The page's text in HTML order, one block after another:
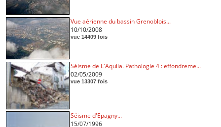
Vue aérienne du bassin Grenoblois...
10/10/2008
vue 14409 fois
Séisme de L'Aquila. Pathologie 4 : effondreme...
02/05/2009
vue 13307 fois
Séisme d'Epagny...
15/07/1996